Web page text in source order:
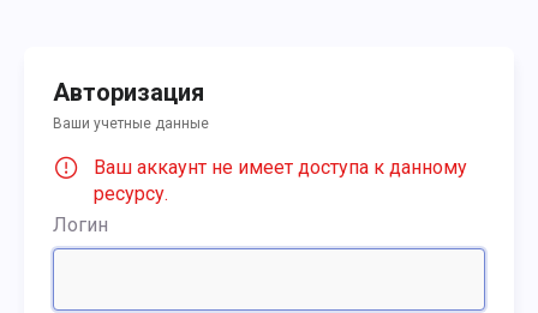
Авторизация
Ваши учетные данные
Ваш аккаунт не имеет доступа к данному
ресурсу.
Логин